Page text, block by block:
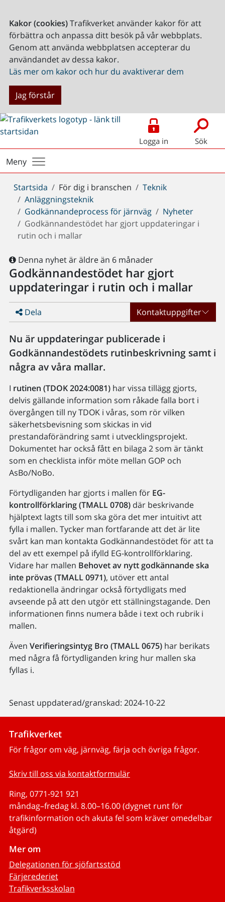
Kakor (cookies)Trafikverket använder kakor för att
förbättra och anpassa ditt besök på vår webbplats.
Genom att använda webbplatsen accepterar du
användandet av dessa kakor.
Läs mer om kakor och hur du avaktiverar dem
Jag förstår
Logga in Sök
Meny
Du
är
här:
Startsida För dig i branschen
Teknik
Anläggningsteknik
Godkännandeprocess för järnväg
Nyheter
Godkännandestödet har gjort uppdateringar i
rutin och i mallar
Denna nyhet är äldre än 6 månader
Godkännandestödet har gjort
uppdateringar i rutin och i mallar
Dela Kontaktuppgifter
Nu är uppdateringar publicerade i
Godkännandestödets rutinbeskrivning samt i
några av våra mallar.
I rutinen (TDOK 2024:0081)har vissa tillägg gjorts,
delvis gällande information som råkade falla bort i
övergången till ny TDOK i våras, som rör vilken
säkerhetsbevisning som skickas in vid
prestandaförändring samt i utvecklingsprojekt.
Dokumentet har också fått en bilaga 2 som är tänkt
som en checklista inför möte mellan GOP och
AsBo/NoBo.
Förtydliganden har gjorts i mallen för EG-
kontrollförklaring (TMALL 0708)där beskrivande
hjälptext lagts till som ska göra det mer intuitivt att
fylla i mallen. Tycker man fortfarande att det är lite
svårt kan man kontakta Godkännandestödet för att ta
del av ett exempel på ifylld EG-kontrollförklaring.
Vidare har mallen Behovet av nytt godkännande ska
inte prövas (TMALL 0971), utöver ett antal
redaktionella ändringar också förtydligats med
avseende på att den utgör ett ställningstagande. Den
informationen finns numera både i text och rubrik i
mallen.
Även Verifieringsintyg Bro (TMALL 0675)har berikats
med några få förtydliganden kring hur mallen ska
fyllas i.
Senast uppdaterad/granskad: 2024-10-22
Trafikverket
För frågor om väg, järnväg, färja och övriga frågor.
Skriv till oss via kontaktformulär
Ring, 0771-921 921
måndag–fredag kl. 8.00–16.00 (dygnet runt för
trafikinformation och akuta fel som kräver omedelbar
åtgärd)
Mer om
Delegationen för sjöfartsstöd
Färjerederiet
Trafikverksskolan